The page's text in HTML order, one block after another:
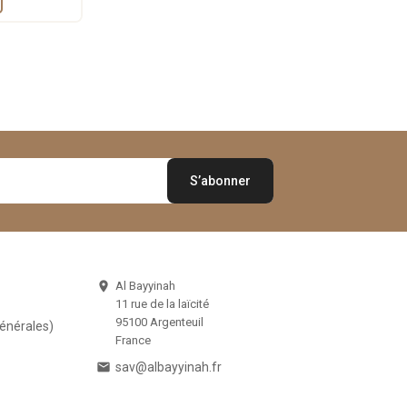
 Al Bayyinah
11 rue de la laïcité
95100 Argenteuil
France
 sav@albayyinah.fr